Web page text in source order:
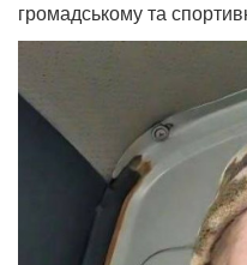
громадському та